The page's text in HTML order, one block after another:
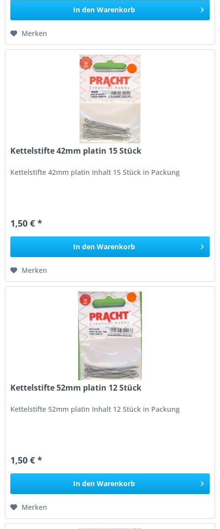
In den Warenkorb
Merken
Kettelstifte 42mm platin 15 Stück
Kettelstifte 42mm platin Inhalt 15 Stück in Packung
1,50 € *
In den Warenkorb
Merken
Kettelstifte 52mm platin 12 Stück
Kettelstifte 52mm platin Inhalt 12 Stück in Packung
1,50 € *
In den Warenkorb
Merken